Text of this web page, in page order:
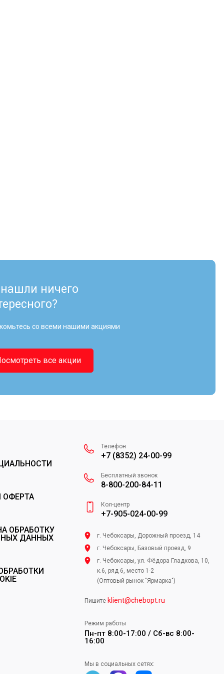
ничего
со всеми нашими акциями
все акции
ОФЕРТА
ОБРАБОТКУ
ДАННЫХ
Телефон
+7 (8352) 24-00-99
Бесплатный звонок
8-800-200-84-11
Кол-центр
+7-905-024-00-99
г. Чебоксары, Дорожный проезд, 14
г. Чебоксары, Базовый проезд, 9
г. Чебоксары, ул. Фёдора Гладкова, 10,
к.6, ряд 6, место 1-2
(Оптовый рынок "Ярмарка")
Пишите klient@chebopt.ru
Режим работы
Пн-пт 8:00-17:00 / Сб-вс 8:00-
16:00
Мы в социальных сетях: